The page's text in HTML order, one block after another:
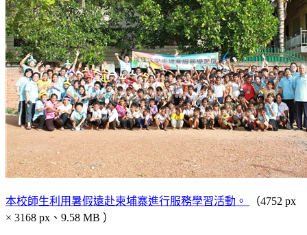
本校師生利用暑假遠赴柬埔寨進行服務學習活動。
（4752 px
× 3168 px、9.58 MB ）